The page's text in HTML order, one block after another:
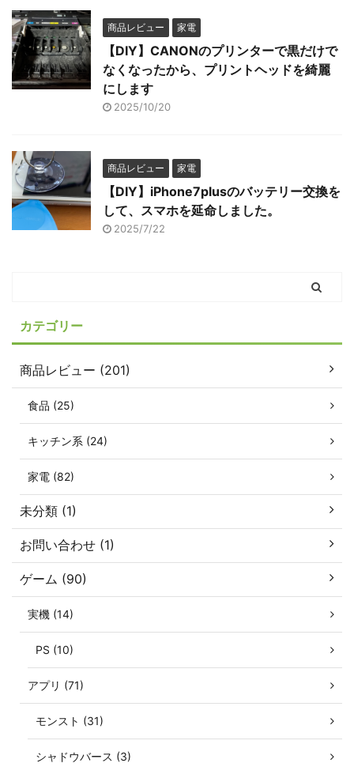
商品レビュー 家電
【DIY】CANONのプリンターで黒だけで
なくなったから、プリントヘッドを綺麗
にします
2025/10/20
商品レビュー 家電
【DIY】iPhone7plusのバッテリー交換を
して、スマホを延命しました。
2025/7/22
カテゴリー
商品レビュー (201)
食品 (25)
キッチン系 (24)
家電 (82)
未分類 (1)
お問い合わせ (1)
ゲーム (90)
実機 (14)
PS (10)
アプリ (71)
モンスト (31)
シャドウバース (3)